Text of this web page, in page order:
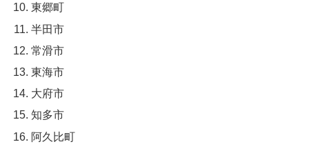
東郷町
半田市
常滑市
東海市
大府市
知多市
阿久比町